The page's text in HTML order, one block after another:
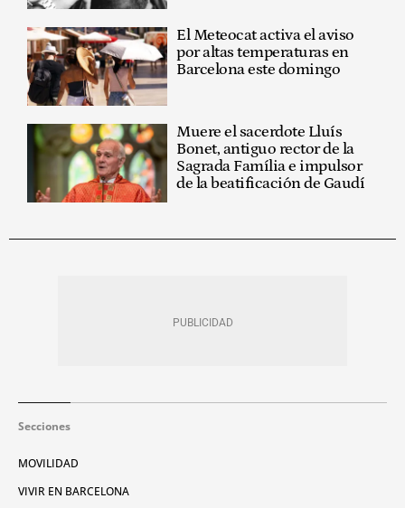
El Meteocat activa el aviso
por altas temperaturas en
Barcelona este domingo
Muere el sacerdote Lluís
Bonet, antiguo rector de la
Sagrada Família e impulsor
de la beatificación de Gaudí
Secciones
MOVILIDAD
VIVIR EN BARCELONA